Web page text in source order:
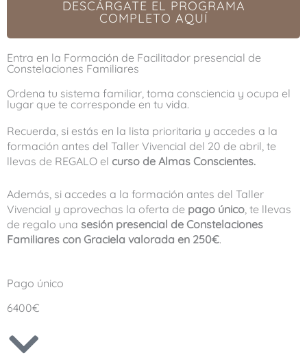
DESCÁRGATE EL PROGRAMA
COMPLETO AQUÍ
Entra en la Formación de Facilitador presencial de
Constelaciones Familiares
Ordena tu sistema familiar, toma consciencia y ocupa el
lugar que te corresponde en tu vida.
Recuerda, si estás en la lista prioritaria y accedes a la
formación antes del Taller Vivencial del 20 de abril, te
llevas de REGALO el curso de Almas Conscientes.
Además, si accedes a la formación antes del Taller
Vivencial y aprovechas la oferta de pago único , te llevas
de regalo una sesión presencial de Constelaciones
Familiares con Graciela valorada en 250€.
Pago único
6400€